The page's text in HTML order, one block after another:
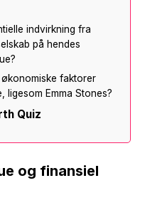
indvirkning fra
på hendes
faktorer
ligesom Emma Stones?
Quiz
og finansiel